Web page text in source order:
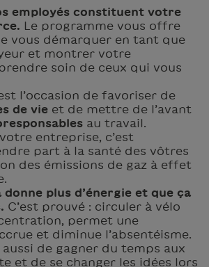
employés constituent votre
Le programme vous offre
vous démarquer en tant que
et montrer votre
soin de ceux qui vous
l’occasion de favoriser de
de vie et de mettre de l’avant
au travail.
entreprise, c’est
part à la santé des vôtres
des émissions de gaz à effet
donne plus d’énergie et que ça
C’est prouvé : circuler à vélo
permet une
et diminue l’absentéisme.
aussi de gagner du temps aux
et de se changer les idées lors